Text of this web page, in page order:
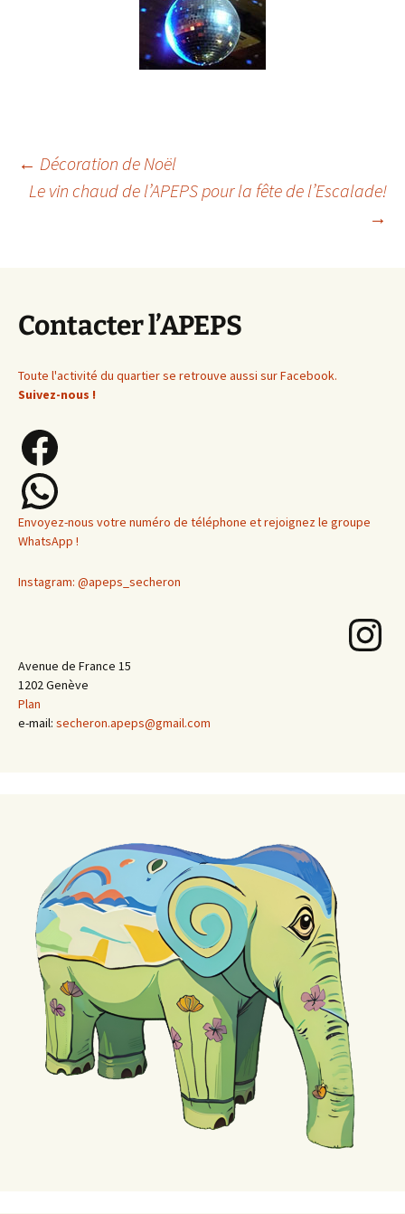
Navigation
← Décoration de Noël
Le vin chaud de l’APEPS pour la fête de l’Escalade!
→
Contacter l’APEPS
Toute l'activité du quartier se retrouve aussi sur Facebook.
Suivez-nous !
Facebook
WhatsApp
Envoyez-nous votre numéro de téléphone et rejoignez le groupe
WhatsApp !
Instagram: @apeps_secheron
Instagram
Avenue de France 15
1202 Genève
Plan
e-mail: secheron.apeps@gmail.com